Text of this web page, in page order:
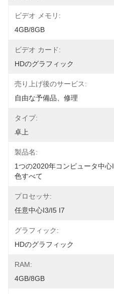
ビデオ メモリ:
4GB/8GB
ビデオ カード:
HDのグラフィック
売り上げ後のサービス:
自由な予備品、修理
タイプ:
卓上
製品名:
1つの2020年コンピュータ中
色すべて
プロセッサ:
任意中心i3/I5 I7
グラフィック:
HDのグラフィック
RAM:
4GB/8GB